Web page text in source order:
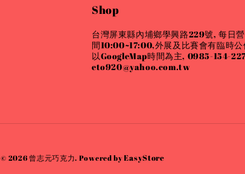
Shop
台灣屏東縣內埔鄉學興路229號, 每日
間10:00~17:00,外展及比賽會有臨時公
以GoogleMap時間為主, 0985-154-
eto920@yahoo.com.tw
© 2026 曾志元巧克力. Powered byEasyStore